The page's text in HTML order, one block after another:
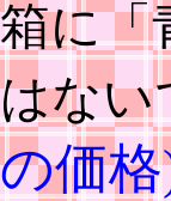
箱に「
はない
の価